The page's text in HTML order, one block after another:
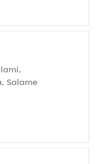
Salame